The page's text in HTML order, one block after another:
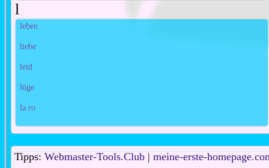
l
leben
liebe
leid
lüge
la ro
Tipps:Webmaster-Tools.Club |meine-erste-